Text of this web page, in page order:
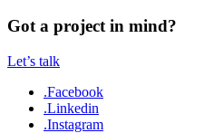
Got a project in mind?
Let’s talk
.Facebook
.Linkedin
.Instagram